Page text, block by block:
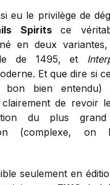
eu le privilège de
Spiritsce
en deux variantes,
de 1495, et
Et que dire si
bon bien
clairement de revoir
du plus
(complexe, on
seulement en